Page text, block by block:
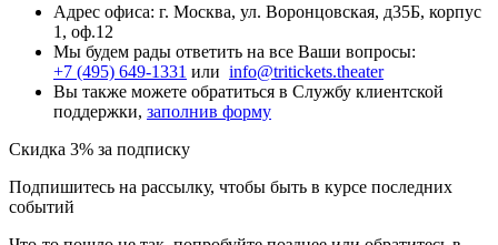
Адрес офиса: г. Москва, ул. Воронцовская, д35Б, корпус
1, оф.12
Мы будем рады ответить на все Ваши вопросы:
+7 (495) 649-1331 или info@tritickets.theater
Вы также можете обратиться в Службу клиентской
поддержки, заполнив форму
Скидка 3% за подписку
Подпишитесь на рассылку, чтобы быть в курсе последних
событий